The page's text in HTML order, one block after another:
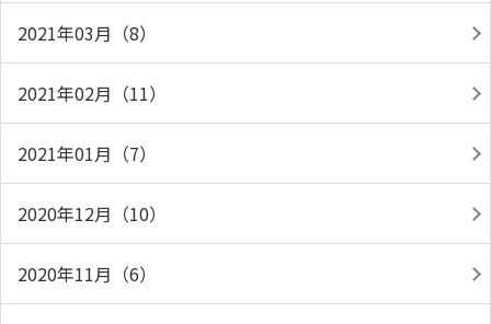
2021年03月（8）
2021年02月（11）
2021年01月（7）
2020年12月（10）
2020年11月（6）